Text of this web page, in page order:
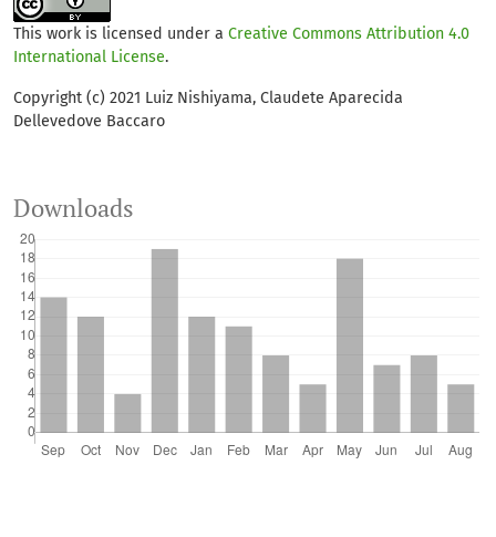
This work is licensed under a Creative Commons Attribution 4.0
International License.
Copyright (c) 2021 Luiz Nishiyama, Claudete Aparecida
Dellevedove Baccaro
Downloads